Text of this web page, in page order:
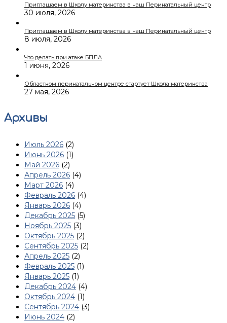
Приглашаем в Школу материнства в наш Перинатальный центр
30 июля, 2026
Приглашаем в Школу материнства в наш Перинатальный центр
8 июля, 2026
Что делать при атаке БПЛА
1 июня, 2026
Областном перинатальном центре стартует Школа материнства
27 мая, 2026
Архивы
Июль 2026 (2)
Июнь 2026 (1)
Май 2026 (2)
Апрель 2026 (4)
Март 2026 (4)
Февраль 2026 (4)
Январь 2026 (4)
Декабрь 2025 (5)
Ноябрь 2025 (3)
Октябрь 2025 (2)
Сентябрь 2025 (2)
Апрель 2025 (2)
Февраль 2025 (1)
Январь 2025 (1)
Декабрь 2024 (4)
Октябрь 2024 (1)
Сентябрь 2024 (3)
Июнь 2024 (2)